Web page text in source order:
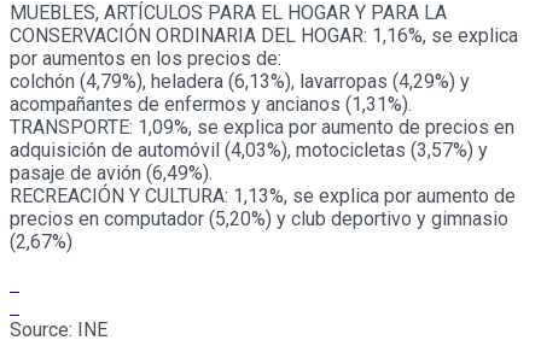
MUEBLES, ARTÍCULOS PARA EL HOGAR Y PARA LA
CONSERVACIÓN ORDINARIA DEL HOGAR: 1,16%, se explica
por aumentos en los precios de:
colchón (4,79%), heladera (6,13%), lavarropas (4,29%) y
acompañantes de enfermos y ancianos (1,31%).
TRANSPORTE: 1,09%, se explica por aumento de precios en
adquisición de automóvil (4,03%), motocicletas (3,57%) y
pasaje de avión (6,49%).
RECREACIÓN Y CULTURA: 1,13%, se explica por aumento de
precios en computador (5,20%) y club deportivo y gimnasio
(2,67%)
Source:
INE